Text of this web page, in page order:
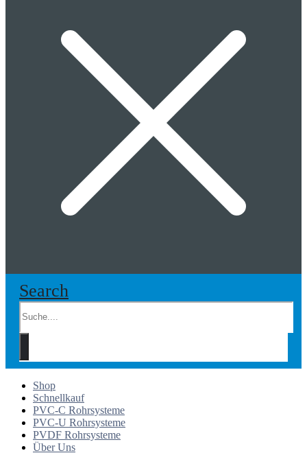
Search
Shop
Schnellkauf
PVC-C Rohrsysteme
PVC-U Rohrsysteme
PVDF Rohrsysteme
Über Uns